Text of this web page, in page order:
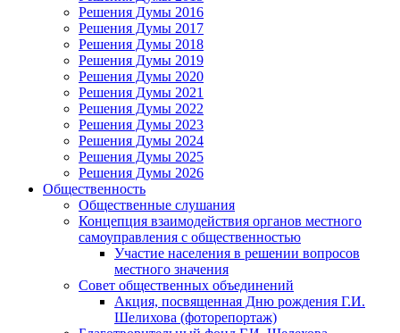
Решения Думы 2016
Решения Думы 2017
Решения Думы 2018
Решения Думы 2019
Решения Думы 2020
Решения Думы 2021
Решения Думы 2022
Решения Думы 2023
Решения Думы 2024
Решения Думы 2025
Решения Думы 2026
Общественность
Общественные слушания
Концепция взаимодействия органов местного
самоуправления с общественностью
Участие населения в решении вопросов
местного значения
Совет общественных объединений
Акция, посвященная Дню рождения Г.И.
Шелихова (фоторепортаж)